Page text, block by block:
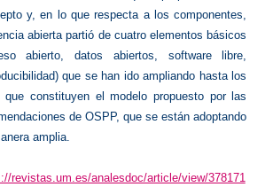
y, en lo que respecta a los componentes,
abierta partió de cuatro elementos básicos
abierto, datos abiertos, software libre,
que se han ido ampliando hasta los
que constituyen el modelo propuesto por las
de OSPP, que se están adoptando
amplia.
revistas.um.es/analesdoc/article/view/378171